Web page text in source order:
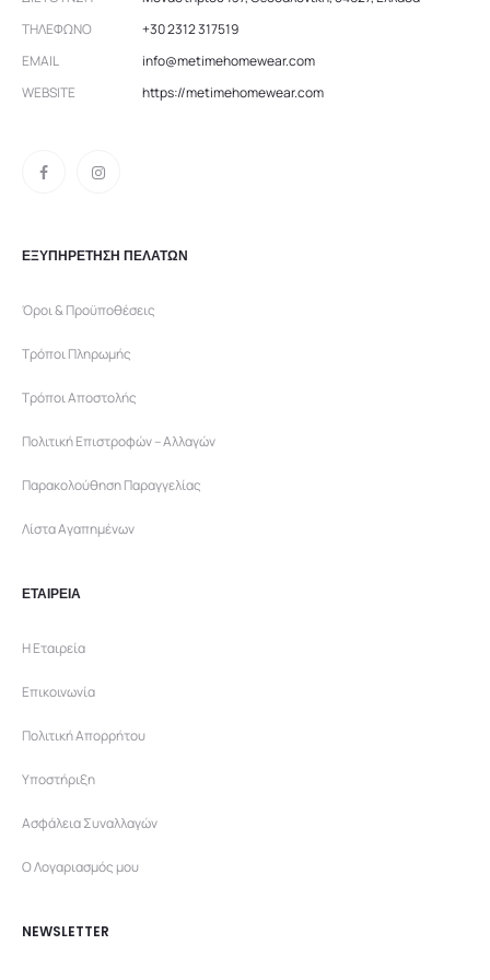
ΤΗΛΈΦΩΝΟ
+30 2312 317519
EMAIL
info@metimehomewear.com
WEBSITE
https://metimehomewear.com
ΕΞΥΠΗΡΕΤΗΣΗ ΠΕΛΑΤΩΝ
Όροι & Προϋποθέσεις
Τρόποι Πληρωμής
Τρόποι Αποστολής
Πολιτική Επιστροφών – Αλλαγών
Παρακολούθηση Παραγγελίας
Λίστα Αγαπημένων
ΕΤΑΙΡΕΙΑ
Η Εταιρεία
Επικοινωνία
Πολιτική Απορρήτου
Υποστήριξη
Ασφάλεια Συναλλαγών
Ο Λογαριασμός μου
NEWSLETTER